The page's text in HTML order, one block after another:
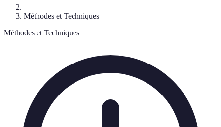
Méthodes et Techniques
Méthodes et Techniques